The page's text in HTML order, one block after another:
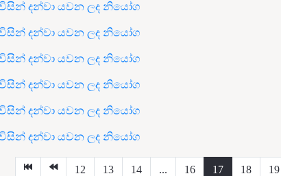
දන්වා යවන ලද නියෝග
දන්වා යවන ලද නියෝග
දන්වා යවන ලද නියෝග
දන්වා යවන ලද නියෝග
දන්වා යවන ලද නියෝග
දන්වා යවන ලද නියෝග
12 13 14 ... 16 17 18 19